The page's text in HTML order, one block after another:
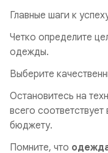
Главные шаги к
Четко определите
одежды.
Выберите
Остановитесь на
всего
бюджету.
Помните, что